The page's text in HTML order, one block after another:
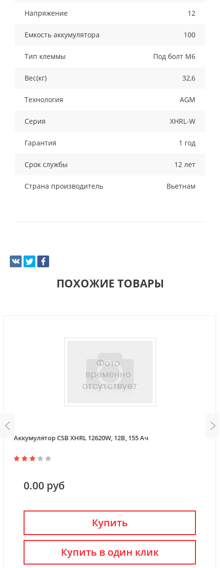
Напряжение 12
Емкость аккумулятора 100
Тип клеммы Под болт М6
Вес(кг) 32,6
Технология AGM
Серия XHRL-W
Гарантия 1 год
Срок службы 12 лет
Страна производитель Вьетнам
ПОХОЖИЕ ТОВАРЫ
Аккумулятор CSB XHRL 12620W, 12В, 155 Ач
0.00 руб
Купить
Купить в один клик